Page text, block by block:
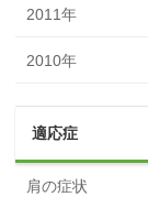
2011年
2010年
適応症
肩の症状